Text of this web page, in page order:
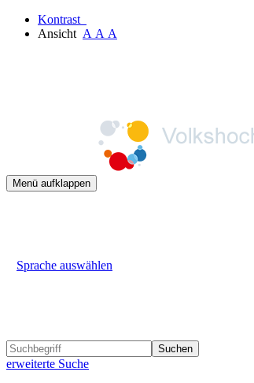
Kontrast
Ansicht A A A
Menü aufklappen
Sprache auswählen
Suchen
erweiterte Suche